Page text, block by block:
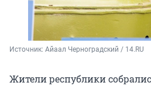
Источник: Айаал Черноградский / 14.RU
Жители республики